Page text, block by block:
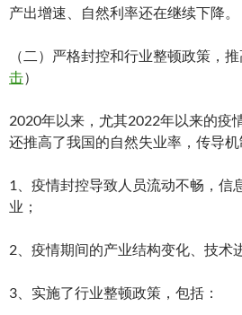
产出增速、自然利率还在继续下降。
（二）严格封控和行业整顿政策，
击）
2020年以来，尤其2022年以来的疫
还推高了我国的自然失业率，传导机
1、疫情封控导致人员流动不畅，信
业；
2、疫情期间的产业结构变化、技术
3、实施了行业整顿政策，包括：